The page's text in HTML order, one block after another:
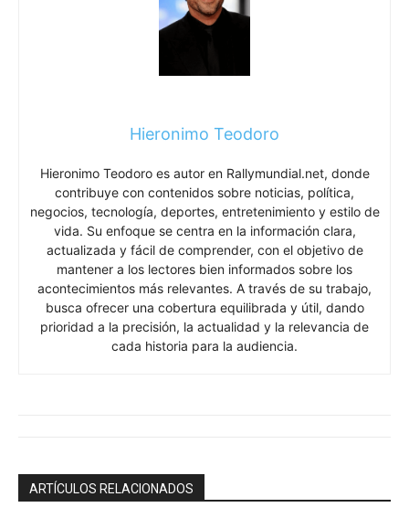
Hieronimo Teodoro
Hieronimo Teodoro es autor en Rallymundial.net, donde
contribuye con contenidos sobre noticias, política,
negocios, tecnología, deportes, entretenimiento y estilo de
vida. Su enfoque se centra en la información clara,
actualizada y fácil de comprender, con el objetivo de
mantener a los lectores bien informados sobre los
acontecimientos más relevantes. A través de su trabajo,
busca ofrecer una cobertura equilibrada y útil, dando
prioridad a la precisión, la actualidad y la relevancia de
cada historia para la audiencia.
ARTÍCULOS RELACIONADOS